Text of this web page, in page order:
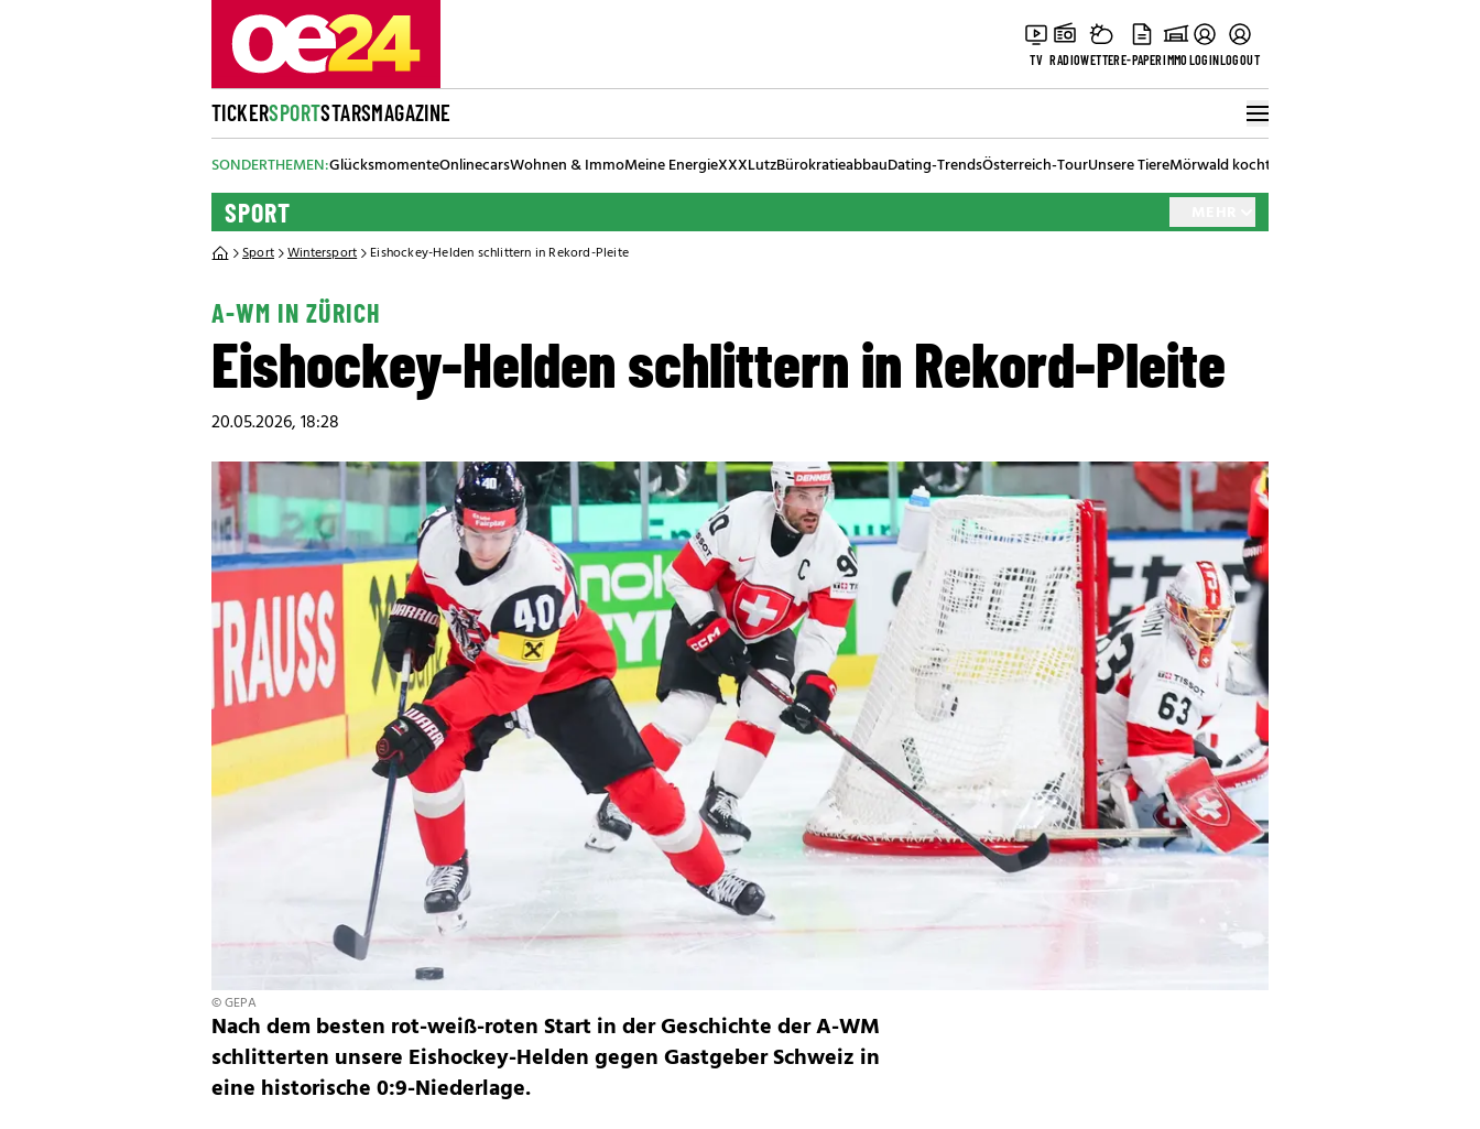
TV RADIOWETTERE-PAPERIMMOLOGINLOGOUT
TICKERSPORTSTARSMAGAZINE
SONDERTHEMEN:GlücksmomenteOnlinecarsWohnen & ImmoMeine EnergieXXXLutzBürokratieabbauDating-TrendsÖsterreich-TourUnsere TiereMörwald kocht
SPORT
Sport Wintersport Eishockey-Helden schlittern in Rekord-Pleite
A-WM IN ZÜRICH
Eishockey-Helden schlittern in Rekord-Pleite
20.05.2026, 18:28
© GEPA
Nach dem besten rot-weiß-roten Start in der Geschichte der A-WM
schlitterten unsere Eishockey-Helden gegen Gastgeber Schweiz in
eine historische 0:9-Niederlage.